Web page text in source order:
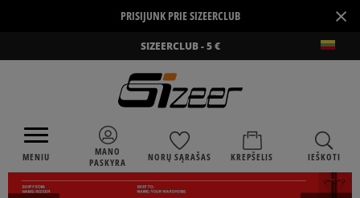
PRISIJUNK PRIE SIZEERCLUB ×
SIZEERCLUB - 5 €
MENIU
MANO
PASKYRA
NORŲ SĄRAŠAS KREPŠELIS IEŠKOTI